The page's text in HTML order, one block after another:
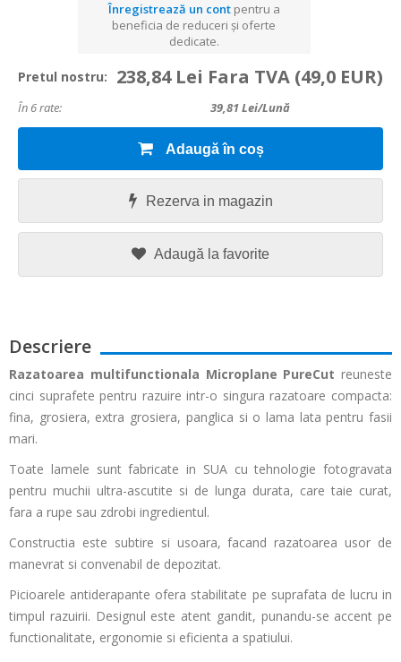
Înregistrează un contpentru a
beneficia de reduceri și oferte
dedicate.
Pretul nostru: 238,84 Lei Fara TVA (49,0 EUR)
În 6 rate: 39,81Lei/lună
Adaugă în coș
Rezerva in magazin
Adaugă la favorite
Descriere
Razatoarea multifunctionala Microplane PureCut reuneste
cinci suprafete pentru razuire intr-o singura razatoare compacta:
fina, grosiera, extra grosiera, panglica si o lama lata pentru fasii
mari.
Toate lamele sunt fabricate in SUA cu tehnologie fotogravata
pentru muchii ultra-ascutite si de lunga durata, care taie curat,
fara a rupe sau zdrobi ingredientul.
Constructia este subtire si usoara, facand razatoarea usor de
manevrat si convenabil de depozitat.
Picioarele antiderapante ofera stabilitate pe suprafata de lucru in
timpul razuirii. Designul este atent gandit, punandu-se accent pe
functionalitate, ergonomie si eficienta a spatiului.